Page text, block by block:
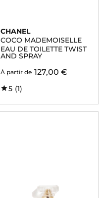
CHANEL
COCO MADEMOISELLE
EAU DE TOILETTE TWIST
AND SPRAY
À partir de 127,00 €
5 (1)